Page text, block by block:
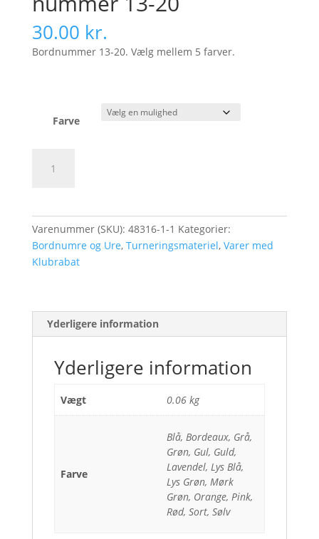
30.00 kr.
Bordnummer 13-20. Vælg mellem 5 farver.
Farve
teltmodel,
antal
Varenummer (SKU): 48316-1-1 Kategorier:
Bordnumre og Ure, Turneringsmateriel, Varer med
Klubrabat
Yderligere information
Yderligere information
Vægt 0.06 kg
Farve
Blå, Bordeaux, Grå,
Grøn, Gul, Guld,
Lavendel, Lys Blå,
Lys Grøn, Mørk
Grøn, Orange, Pink,
Rød, Sort, Sølv